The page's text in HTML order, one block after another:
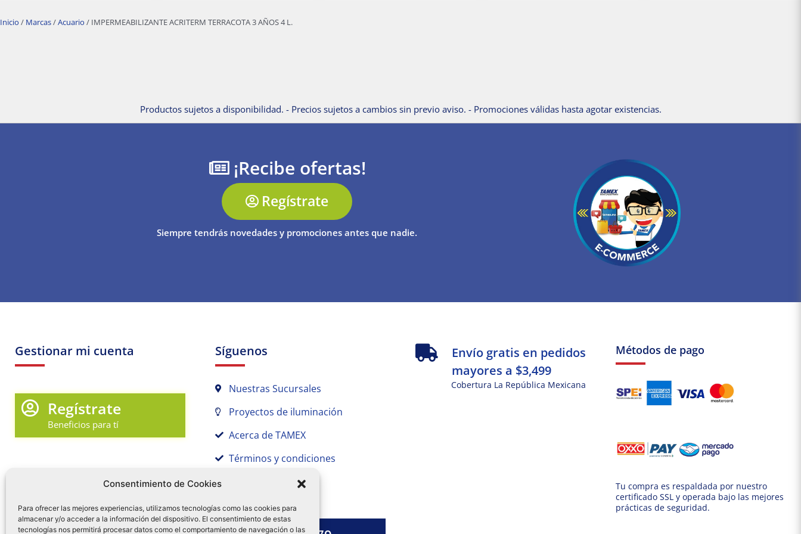
Consentimiento de Cookies
Para ofrecer las mejores experiencias, utilizamos tecnologías como las cookies para
almacenar y/o acceder a la información del dispositivo. El consentimiento de estas
tecnologías nos permitirá procesar datos como el comportamiento de navegación o las
Inicio / Marcas/Acuario / IMPERMEABILIZANTE ACRITERM TERRACOTA 3 AÑOS 4 L.
Productos sujetos a disponibilidad. - Precios sujetos a cambios sin previo aviso. - Promociones válidas hasta agotar existencias.
¡Recibe ofertas!
Regístrate
Siempre tendrás novedades y promociones antes que nadie.
Gestionar mi cuenta
Regístrate
Beneficios para tí
Mi Cuenta en Tamex
Síguenos
Nuestras Sucursales
Proyectos de iluminación
Acerca de TAMEX
Términos y condiciones
Aviso de Privacidad
Envío gratis en pedidos
mayores a $3,499
Cobertura La República Mexicana
Métodos de pago
Tu compra es respaldada por nuestro
certificado SSL y operada bajo las mejores
prácticas de seguridad.